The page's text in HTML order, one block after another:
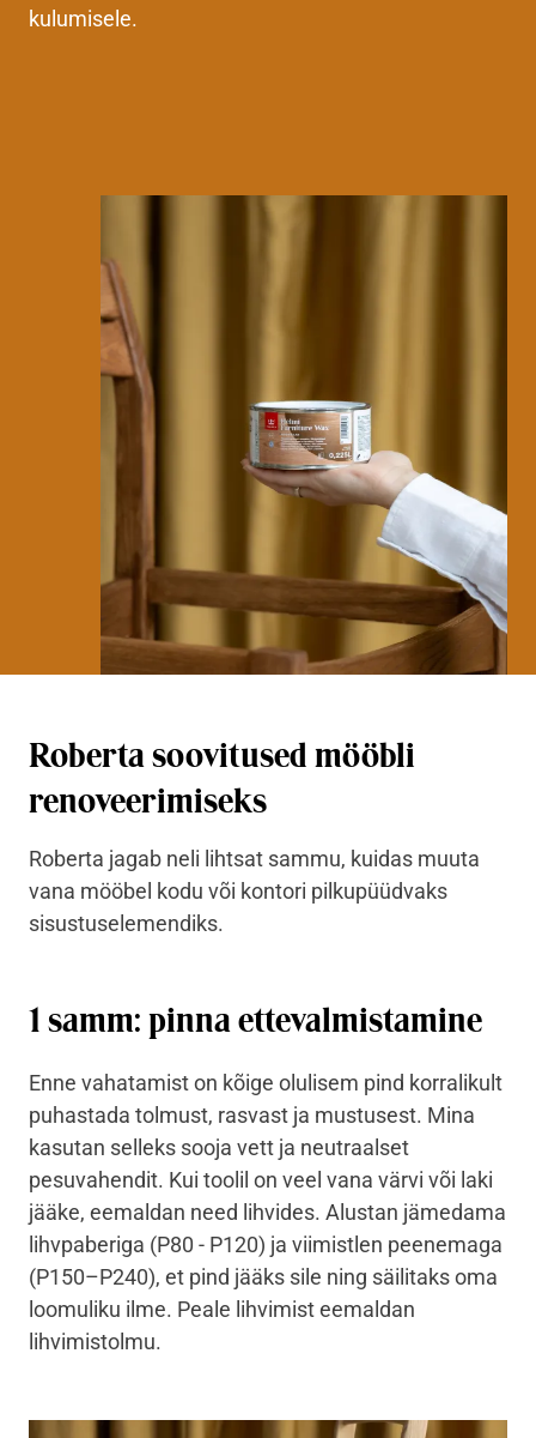
kulumisele.
Roberta soovitused mööbli
renoveerimiseks
Roberta jagab neli lihtsat sammu, kuidas muuta
vana mööbel kodu või kontori pilkupüüdvaks
sisustuselemendiks.
1 samm: pinna ettevalmistamine
Enne vahatamist on kõige olulisem pind korralikult
puhastada tolmust, rasvast ja mustusest. Mina
kasutan selleks sooja vett ja neutraalset
pesuvahendit. Kui toolil on veel vana värvi või laki
jääke, eemaldan need lihvides. Alustan jämedama
lihvpaberiga (P80 - P120) ja viimistlen peenemaga
(P150–P240), et pind jääks sile ning säilitaks oma
loomuliku ilme. Peale lihvimist eemaldan
lihvimistolmu.